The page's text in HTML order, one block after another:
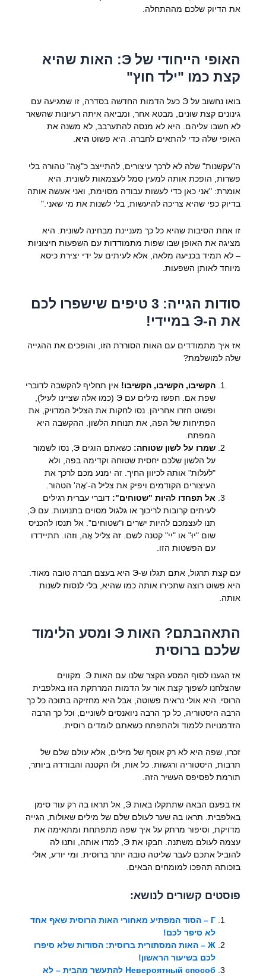
את הדיוק שלכם מההתחלה.
האופי הייחודי של Э: האות שהיא
קצת כמו "ילד חוץ"
בואו נחשוב על Э כעל הדמות החדשה בסדרה, זו שמגיעה עם
גינונים קצת שונים, מבטא אחר, ומביאה איתה רעיונות שהשאר
לא חשבו עליהם. היא לא מנסה להתערבב, לא משנה את
האופי שלה כדי להתאים לחברה. היא פשוט היא.
ה"עקשנות" שלה לא לרכך עיצורים, להתייצב כ"אֶה" טהורה בלי
פשרות, הופכת אותה למעין סמל לעצמאות לשונית. היא
אומרת: "אני כאן כדי לעשות עבודה מסוימת, ואני אעשה אותה
בדיוק כפי שהיא צריכה להיעשות, בלי לשנות את מי שאני."
זו אחת הסיבות שהיא כל כך מעניינת מבחינה לשונית. היא
מציגה את האופן שבו שפות מתמודדות עם השפעות חיצוניות
– לא תמיד בכניעה מלאה, אלא לעיתים על ידי יצירת כיסא
מיוחדלאותן השפעות.
סודות הגייה: 3 טיפים שישפרו לכם
את ה-Э במיידי!
אז איך מתמודדים עם האות הסוררת הזו, והופכים את ההגייה
שלה למושלמת?
הקשיבו, הקשיבו, הקשיבו! אין תחליף להקשבה לדוברי
שפת אם. חפשו מילים עם Э (כמו אלה שציינו לעיל),
ופשוט חזרו אחריהן. נסו לחקות את הצליל המדויק, את
הפתיחות של הפה, את תנוחת הלשון. ההקשבה היא
המפתח.
שמרו על לשון שטוחה:
כשאתם הוגים Э, נסו לשמור
על הלשון שלכם יחסית שטוחה וקדימה בפה, ולא
"לעלות" אותה לכיוון החיך. זה ימנע מכם לרכך את
העיצורים הקודמים ויפיק את צליל ה-'אֶה' הטהור.
אל תפחדו להיות "שטוחים": דוברי עברית רגילים
תנו לעצמכם להיות ישרים ו"שטוחים". אל תנסו להכניס
שום "יוּ" או "יִי" קטנה לשם. זה צליל אֶה, וזהו. תתיידדו
עם הפשטות הזו.
עם קצת תרגול, אתם תגלו ש-Э היא בעצם חברה טובה מאוד.
היא פשוט רוצה שתכירו אותה כמו שהיא, בלי לנסות לשנות
אותה.
התאהבתם? האות Э ומסע הלימוד
שלכם ברוסית
אז הגענו לסוף המסע הקצר שלנו עם האות Э. מקווים
שהצלחנו לשפוך קצת אור על הדמות המרתקת הזו באלפבית
הרוסי. היא אולי נראית פשוטה, אבל היא מחזיקה בתוכה כל כך
הרבה היסטוריה, כל כך הרבה ניואנסים לשוניים, וכל כך הרבה
הזדמנויות ללמוד ולהתפתח כשאתם לומדים רוסית.
זכרו, שפה היא לא רק אוסף של מילים, אלא עולם שלם של
תרבות, היסטוריה ורגשות. כל אות, ולו הקטנה והבודדה ביותר,
תורמת לפסיפס העשיר הזה.
אז בפעם הבאה שתתקלו באות Э, אל תראו בה רק עוד סימן
באלפבית. תראו בה שער לעולם שלם של מילים שאולות, הגייה
מדויקת, וסיפור מרתק על איך שפה מתפתחת ומתאימה את
עצמה לעולם משתנה. חבקו את Э, למדו אותה, ותנו לה
להוביל אתכם לעבר שליטה טובה יותר ברוסית. ומי יודע, אולי
בזכותה תהפכו למומחים הבאים.
פוסטים קשורים לנושא:
Г – הסוד המפתיע מאחורי האות הרוסית שאף אחד
לא סיפר לכם!
Ж – האות המסתורית ברוסית: הסודות שלא סיפרו
לכם בשיעור הראשון!
Невероятный способ להתעשר מהבית – לא